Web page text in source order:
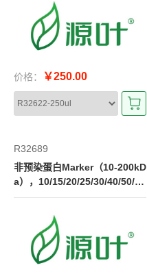
价格： ￥250.00
R32689
非预染蛋白Marker（10-200kD
a），10/15/20/25/30/40/50/6
0/70/85/100/120/150/200